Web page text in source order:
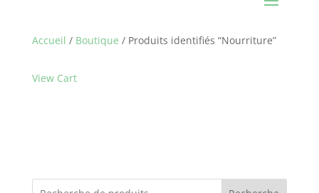
Accueil / Boutique / Produits identifiés “Nourriture”
View Cart